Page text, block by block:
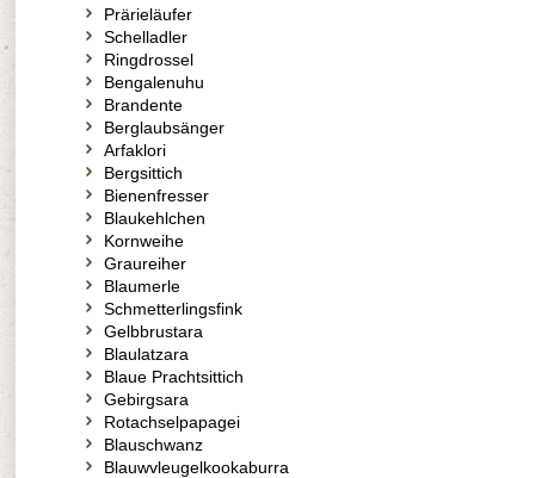
Prärieläufer
Schelladler
Ringdrossel
Bengalenuhu
Brandente
Berglaubsänger
Arfaklori
Bergsittich
Bienenfresser
Blaukehlchen
Kornweihe
Graureiher
Blaumerle
Schmetterlingsfink
Gelbbrustara
Blaulatzara
Blaue Prachtsittich
Gebirgsara
Rotachselpapagei
Blauschwanz
Blauwvleugelkookaburra